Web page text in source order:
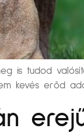
is tudod
kevés erőd